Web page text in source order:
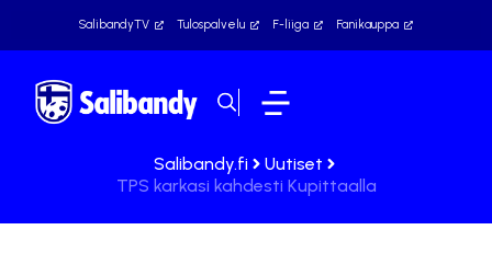
SalibandyTV Tulospalvelu F-liiga Fanikauppa
Salibandy.fi
Uutiset
TPS karkasi kahdesti Kupittaalla